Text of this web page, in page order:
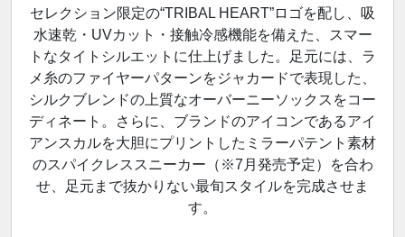
セレクション限定の“TRIBAL HEART”ロゴを配し、吸
水速乾・UVカット・接触冷感機能を備えた、スマー
トなタイトシルエットに仕上げました。足元には、ラ
メ糸のファイヤーパターンをジャカードで表現した、
シルクブレンドの上質なオーバーニーソックスをコー
ディネート。さらに、ブランドのアイコンであるアイ
アンスカルを大胆にプリントしたミラーパテント素材
のスパイクレススニーカー（※7月発売予定）を合わ
せ、足元まで抜かりない最旬スタイルを完成させま
す。